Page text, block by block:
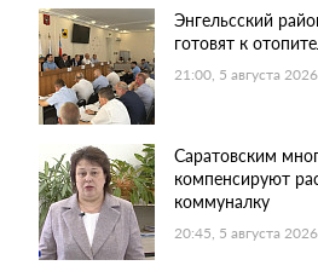
Энгельсский
готовят к
21:00, 5 августа 2026
Саратовским
компенсируют
коммуналку
20:45, 5 августа 2026